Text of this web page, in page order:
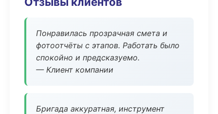
Понравилась прозрачная смета и
фотоотчёты с этапов. Работать было
спокойно и предсказуемо.
— Клиент компании
Бригада аккуратная, инструмент